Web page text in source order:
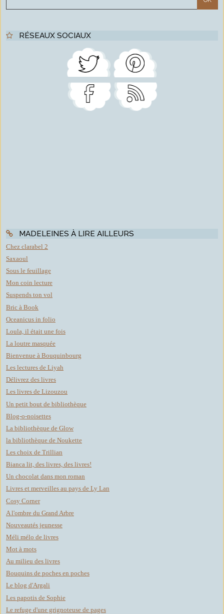
RÉSEAUX SOCIAUX
MADELEINES À LIRE AILLEURS
Chez clarabel 2
Saxaoul
Sous le feuillage
Mon coin lecture
Suspends ton vol
Bric à Book
Oceanicus in folio
Loula, il était une fois
La loutre masquée
Bienvenue à Bouquinbourg
Les lectures de Liyah
Délivrez des livres
Les livres de Lizouzou
Un petit bout de bibliothèque
Blog-o-noisettes
La bibliothèque de Glow
la bibliothèque de Noukette
Les choix de Trillian
Bianca lit, des livres, des livres!
Un chocolat dans mon roman
Livres et merveilles au pays de Ly Lan
Cosy Corner
A l'ombre du Grand Arbre
Nouveautés jeunesse
Méli mélo de livres
Mot à mots
Au milieu des livres
Bouquins de poches en poches
Le blog d'Argali
Les papotis de Sophie
Le refuge d'une grignoteuse de pages